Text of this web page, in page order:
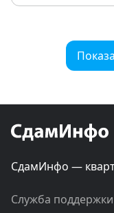
СдамИнфо —
Служба поддержки